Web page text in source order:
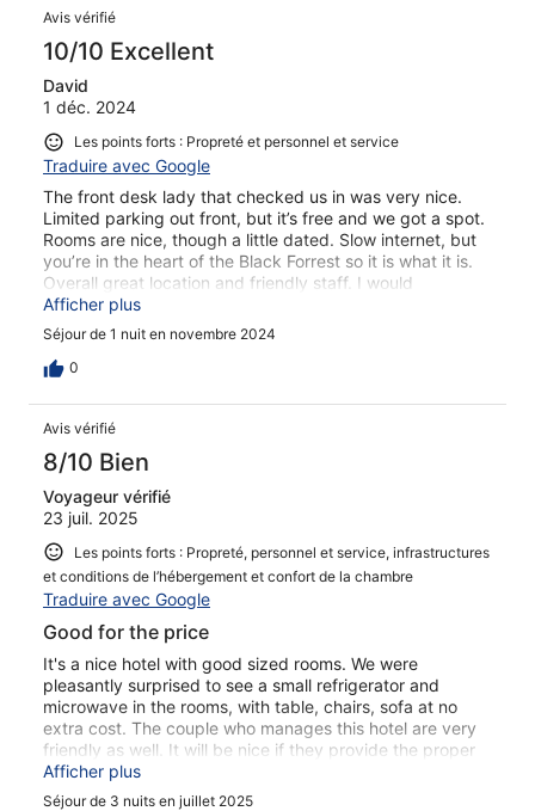
Avis vérifié
10/10 Excellent
David
1 déc. 2024
Les points forts : Propreté et personnel et service
Traduire avec Google
The front desk lady that checked us in was very nice.
Limited parking out front, but it’s free and we got a spot.
Rooms are nice, though a little dated. Slow internet, but
you’re in the heart of the Black Forrest so it is what it is.
Overall great location and friendly staff. I would
absolutely recommend staying here. Easy short drive to
the buses for the Christmas market too!
Afficher plus
Séjour de 1 nuit en novembre 2024
0
Avis vérifié
8/10 Bien
Voyageur vérifié
23 juil. 2025
Les points forts : Propreté, personnel et service, infrastructures
et conditions de l’hébergement et confort de la chambre
Traduire avec Google
Good for the price
It's a nice hotel with good sized rooms. We were
pleasantly surprised to see a small refrigerator and
microwave in the rooms, with table, chairs, sofa at no
extra cost. The couple who manages this hotel are very
friendly as well. It will be nice if they provide the proper
tea cups in the rooms, instead of the plastic ones. But
overall we were happy with the experience.
Afficher plus
Séjour de 3 nuits en juillet 2025